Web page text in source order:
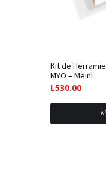
Kit de
MYO – Meinl
L530.00